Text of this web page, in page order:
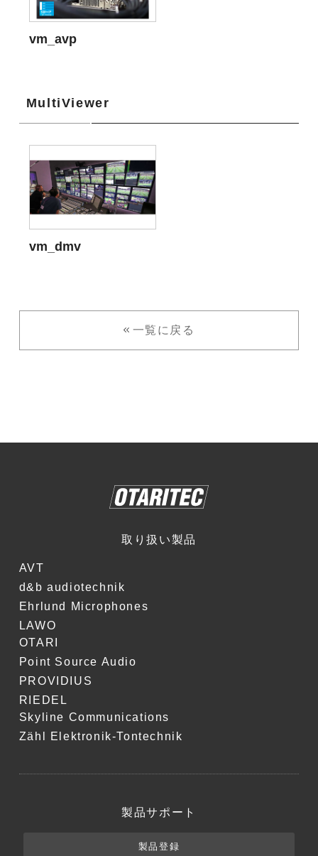
vm_avp
MultiViewer
vm_dmv
一覧に戻る
取り扱い製品
AVT
d&b audiotechnik
Ehrlund Microphones
LAWO
OTARI
Point Source Audio
PROVIDIUS
RIEDEL
Skyline Communications
Zähl Elektronik-Tontechnik
製品サポート
製品登録